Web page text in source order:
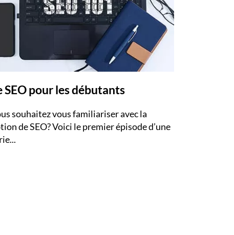
SEO pour les débutants
souhaitez vous familiariser avec la
de SEO? Voici le premier épisode d’une